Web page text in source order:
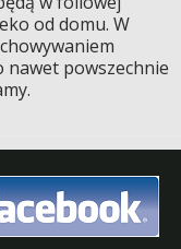
od domu. W
nawet powszechnie